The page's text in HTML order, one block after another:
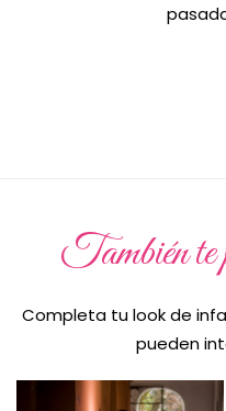
También te
Completa tu look de
pueden